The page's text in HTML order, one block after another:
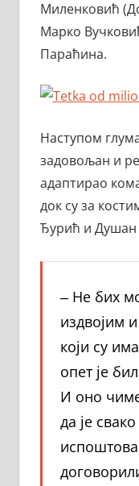
Миленковић
Марко
Параћина.
Наступом
задовољан и
адаптирао
док су за
Ђурић и Душан
‒ Не бих
издвојим
који су
опет је
И оно
да је